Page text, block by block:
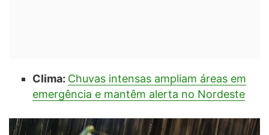
Clima: Chuvas intensas ampliam áreas em
emergência e mantêm alerta no Nordeste